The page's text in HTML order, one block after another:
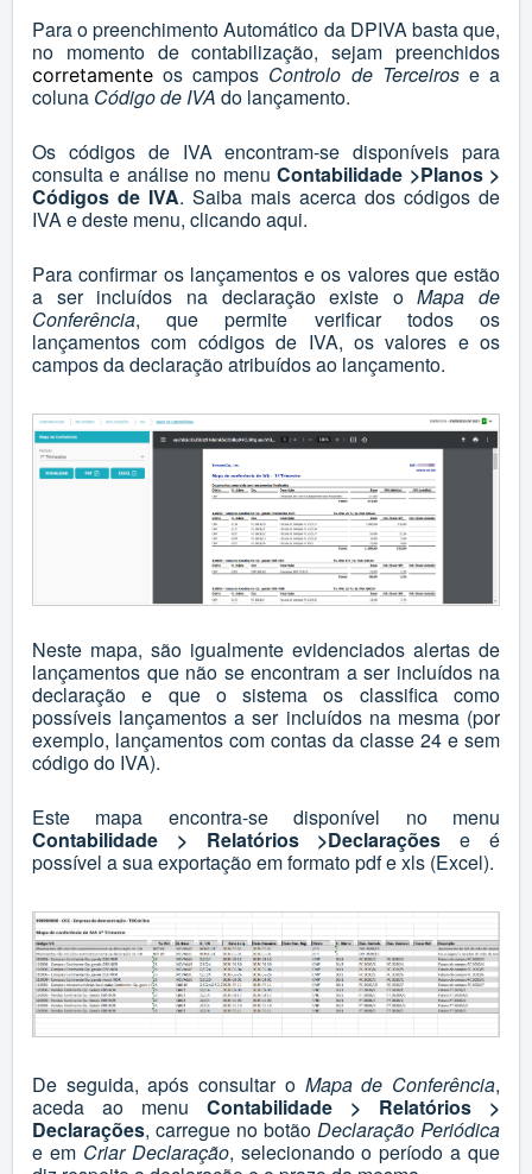
Para o preenchimento Automático da DPIVA basta que,
no momento de contabilização, sejam preenchidos
corretamente os campos Controlo de Terceirose a
coluna Código de IVA do lançamento.
Os códigos de IVA encontram-se disponíveis para
consulta e análise no menuContabilidade >Planos >
Códigos de IVA. Saiba mais acerca dos códigos de
IVA e deste menu, clicandoaqui.
Para confirmar os lançamentos e os valores que estão
a ser incluídos na declaração existe oMapa de
Conferência, que permite verificar todos os
lançamentos com códigos de IVA, os valores e os
campos da declaração atribuídos ao lançamento.
Neste mapa, são igualmente evidenciados alertas de
lançamentos que não se encontram a ser incluídos na
declaração e que o sistema os classifica como
possíveis lançamentos a ser incluídos na mesma (por
exemplo, lançamentos com contas da classe 24 e sem
código do IVA).
Este mapa encontra-se disponível no menu
Contabilidade > Relatórios >Declarações e é
possível a sua exportação em formato pdf e xls (Excel).
De seguida, após consultar o Mapa de Conferência,
aceda ao menu Contabilidade > Relatórios >
Declarações, carregue no botão Declaração Periódica
e em Criar Declaração, selecionando o período a que